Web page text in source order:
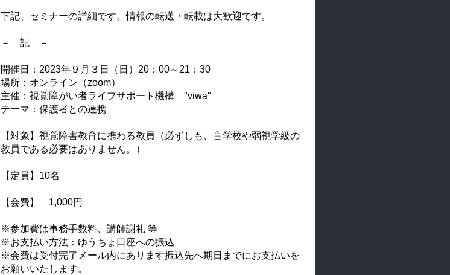
下記、セミナーの詳細です。情報の転送・転載は大歓迎です。
－ 記 －
開催日：2023年９月３日（日）20：00～21：30
場所：オンライン（zoom）
主催：視覚障がい者ライフサポート機構 "viwa"
テーマ：保護者との連携
【対象】視覚障害教育に携わる教員（必ずしも、盲学校や弱視学級の
教員である必要はありません。）
【定員】10名
【会費】 1,000円
※参加費は事務手数料、講師謝礼 等
※お支払い方法：ゆうちょ口座への振込
※会費は受付完了メール内にあります振込先へ期日までにお支払いを
お願いいたします。